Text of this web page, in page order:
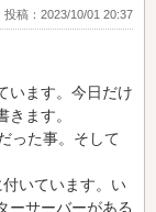
投稿：2023/10/01 20:37
います。今日だけ
ます。
った事。そして
いています。い
ーサーバーがある